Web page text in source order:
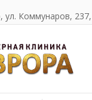
ул. Коммунаров,